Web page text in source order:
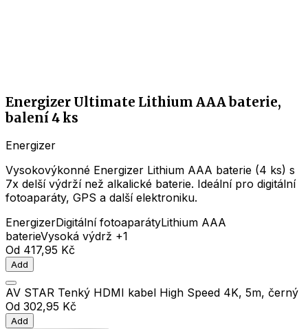
Energizer Ultimate Lithium AAA baterie,
balení 4 ks
Energizer
Vysokovýkonné Energizer Lithium AAA baterie (4 ks) s
7x delší výdrží než alkalické baterie. Ideální pro digitální
fotoaparáty, GPS a další elektroniku.
EnergizerDigitální fotoaparátyLithium AAA
baterieVysoká výdrž +1
Od 417,95 Kč
Add
AV STAR Tenký HDMI kabel High Speed 4K, 5m, černý
Od 302,95 Kč
Add